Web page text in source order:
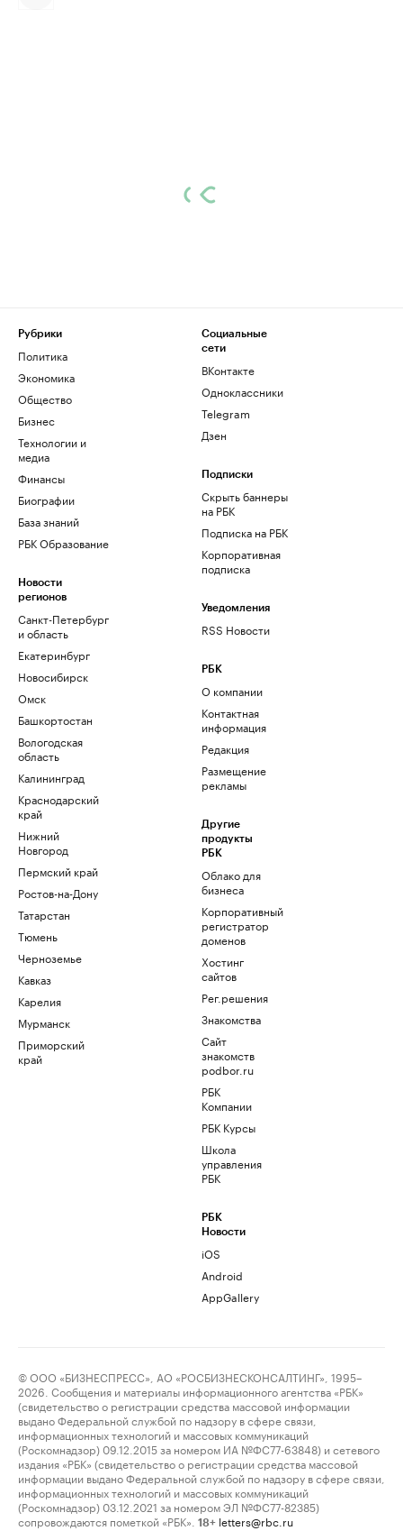
Рубрики
Политика
Экономика
Общество
Бизнес
Технологии и
медиа
Финансы
Биографии
База знаний
РБК Образование
Новости
регионов
Санкт-Петербург
и область
Екатеринбург
Новосибирск
Омск
Башкортостан
Вологодская
область
Калининград
Краснодарский
край
Нижний
Новгород
Пермский край
Ростов-на-Дону
Татарстан
Тюмень
Черноземье
Кавказ
Карелия
Мурманск
Приморский
край
Социальные
сети
ВКонтакте
Одноклассники
Telegram
Дзен
Подписки
Скрыть баннеры
на РБК
Подписка на РБК
Корпоративная
подписка
Уведомления
RSS Новости
РБК
О компании
Контактная
информация
Редакция
Размещение
рекламы
Другие
продукты
РБК
Облако для
бизнеса
Корпоративный
регистратор
доменов
Хостинг
сайтов
Рег.решения
Знакомства
Сайт
знакомств
podbor.ru
РБК
Компании
РБК Курсы
Школа
управления
РБК
РБК
Новости
iOS
Android
AppGallery
© ООО «БИЗНЕСПРЕСС», АО «РОСБИЗНЕСКОНСАЛТИНГ», 1995–
2026. Сообщения и материалы информационного агентства «РБК»
(свидетельство о регистрации средства массовой информации
выдано Федеральной службой по надзору в сфере связи,
информационных технологий и массовых коммуникаций
(Роскомнадзор) 09.12.2015 за номером ИА №ФС77-63848) и сетевого
издания «РБК» (свидетельство о регистрации средства массовой
информации выдано Федеральной службой по надзору в сфере связи,
информационных технологий и массовых коммуникаций
(Роскомнадзор) 03.12.2021 за номером ЭЛ №ФС77-82385)
сопровождаются пометкой «РБК».
18+ letters@rbc.ru